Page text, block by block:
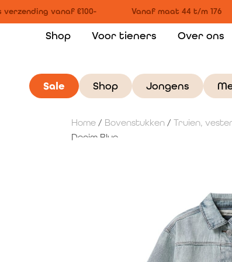
vanaf €100- Vanaf maat 44 t/m 176
Shop Voor tieners Over ons
Sale Shop Jongens
Home / Bovenstukken / Truien,
Denim Blue